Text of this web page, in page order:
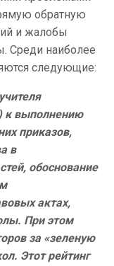
обратную
и жалобы
Среди наиболее
следующие:
к выполнению
приказов,
в
обоснование
актах,
При этом
за «зеленую
Этот рейтинг